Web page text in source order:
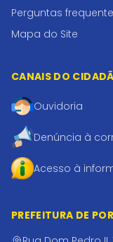
Perguntas
Mapa do Site
CANAIS DO
Ouvidoria
Denúncia à
Acesso à
PREFEITURA DE